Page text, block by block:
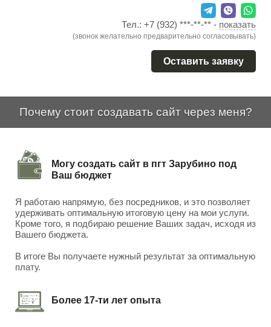
Тел.: +7 (932) ***-**-** - показать
(звонок желательно предварительно согласовывать)
Оставить заявку
Почему стоит создавать сайт через меня?
Могу создать сайт в пгт Зарубино под
Ваш бюджет
Я работаю напрямую, без посредников, и это позволяет
удерживать оптимальную итоговую цену на мои услуги.
Кроме того, я подбираю решение Ваших задач, исходя из
Вашего бюджета.
В итоге Вы получаете нужный результат за оптимальную
плату.
Более 17-ти лет опыта